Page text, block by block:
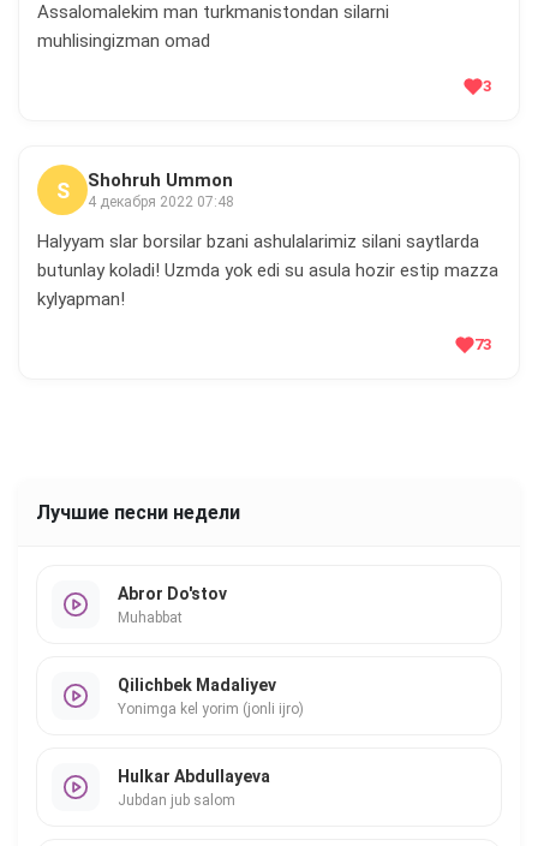
Assalomalekim man turkmanistondan silarni
muhlisingizman omad
3
S Shohruh Ummon
4 декабря 2022 07:48
Halyyam slar borsilar bzani ashulalarimiz silani saytlarda
butunlay koladi! Uzmda yok edi su asula hozir estip mazza
kylyapman!
73
Лучшие песни недели
Abror Do'stov
Muhabbat
Qilichbek Madaliyev
Yonimga kel yorim (jonli ijro)
Hulkar Abdullayeva
Jubdan jub salom